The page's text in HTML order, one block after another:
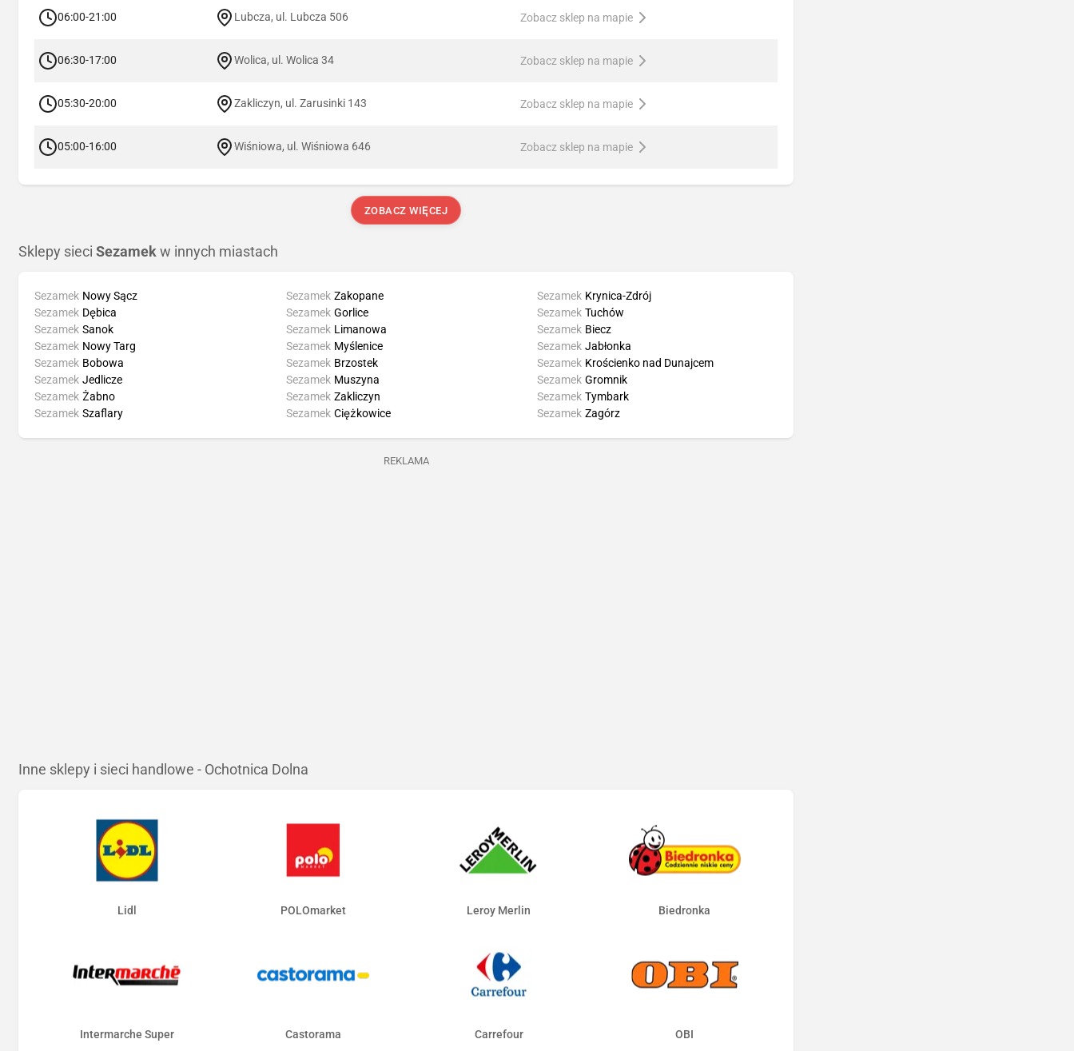
06:00-21:00 Lubcza, ul. Lubcza 506 Zobacz sklep na mapie
06:30-17:00 Wolica, ul. Wolica 34 Zobacz sklep na mapie
05:30-20:00 Zakliczyn, ul. Zarusinki 143 Zobacz sklep na mapie
05:00-16:00 Wiśniowa, ul. Wiśniowa 646 Zobacz sklep na mapie
ZOBACZ WIĘCEJ
Sklepy sieci Sezamek w innych miastach
Sezamek Nowy Sącz
Sezamek Dębica
Sezamek Sanok
Sezamek Nowy Targ
Sezamek Zakopane
Sezamek Gorlice
Sezamek Limanowa
Sezamek Myślenice
Sezamek Krynica-Zdrój
Sezamek Tuchów
Sezamek Biecz
Sezamek Jabłonka
Sezamek Bobowa
Sezamek Jedlicze
Sezamek Żabno
Sezamek Szaflary
Sezamek Brzostek
Sezamek Muszyna
Sezamek Zakliczyn
Sezamek Ciężkowice
Sezamek Krościenko nad Dunajcem
Sezamek Gromnik
Sezamek Tymbark
Sezamek Zagórz
REKLAMA
Inne sklepy i sieci handlowe - Ochotnica Dolna
Lidl POLOmarket Leroy Merlin Biedronka
Intermarche Super Castorama Carrefour OBI